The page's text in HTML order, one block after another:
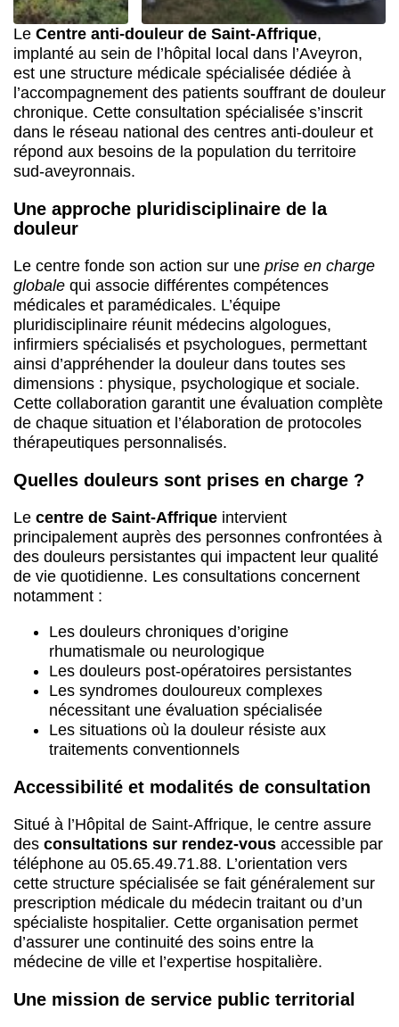
Le Centre anti-douleur de Saint-Affrique,
implanté au sein de l’hôpital local dans l’Aveyron,
est une structure médicale spécialisée dédiée à
l’accompagnement des patients souffrant de douleur
chronique. Cette consultation spécialisée s’inscrit
dans le réseau national des centres anti-douleur et
répond aux besoins de la population du territoire
sud-aveyronnais.
Une approche pluridisciplinaire de la
douleur
Le centre fonde son action sur une prise en charge
globale qui associe différentes compétences
médicales et paramédicales. L’équipe
pluridisciplinaire réunit médecins algologues,
infirmiers spécialisés et psychologues, permettant
ainsi d’appréhender la douleur dans toutes ses
dimensions : physique, psychologique et sociale.
Cette collaboration garantit une évaluation complète
de chaque situation et l’élaboration de protocoles
thérapeutiques personnalisés.
Quelles douleurs sont prises en charge ?
Le centre de Saint-Affrique intervient
principalement auprès des personnes confrontées à
des douleurs persistantes qui impactent leur qualité
de vie quotidienne. Les consultations concernent
notamment :
Les douleurs chroniques d’origine
rhumatismale ou neurologique
Les douleurs post-opératoires persistantes
Les syndromes douloureux complexes
nécessitant une évaluation spécialisée
Les situations où la douleur résiste aux
traitements conventionnels
Accessibilité et modalités de consultation
Situé à l’Hôpital de Saint-Affrique, le centre assure
des consultations sur rendez-vous accessible par
téléphone au 05.65.49.71.88. L’orientation vers
cette structure spécialisée se fait généralement sur
prescription médicale du médecin traitant ou d’un
spécialiste hospitalier. Cette organisation permet
d’assurer une continuité des soins entre la
médecine de ville et l’expertise hospitalière.
Une mission de service public territorial